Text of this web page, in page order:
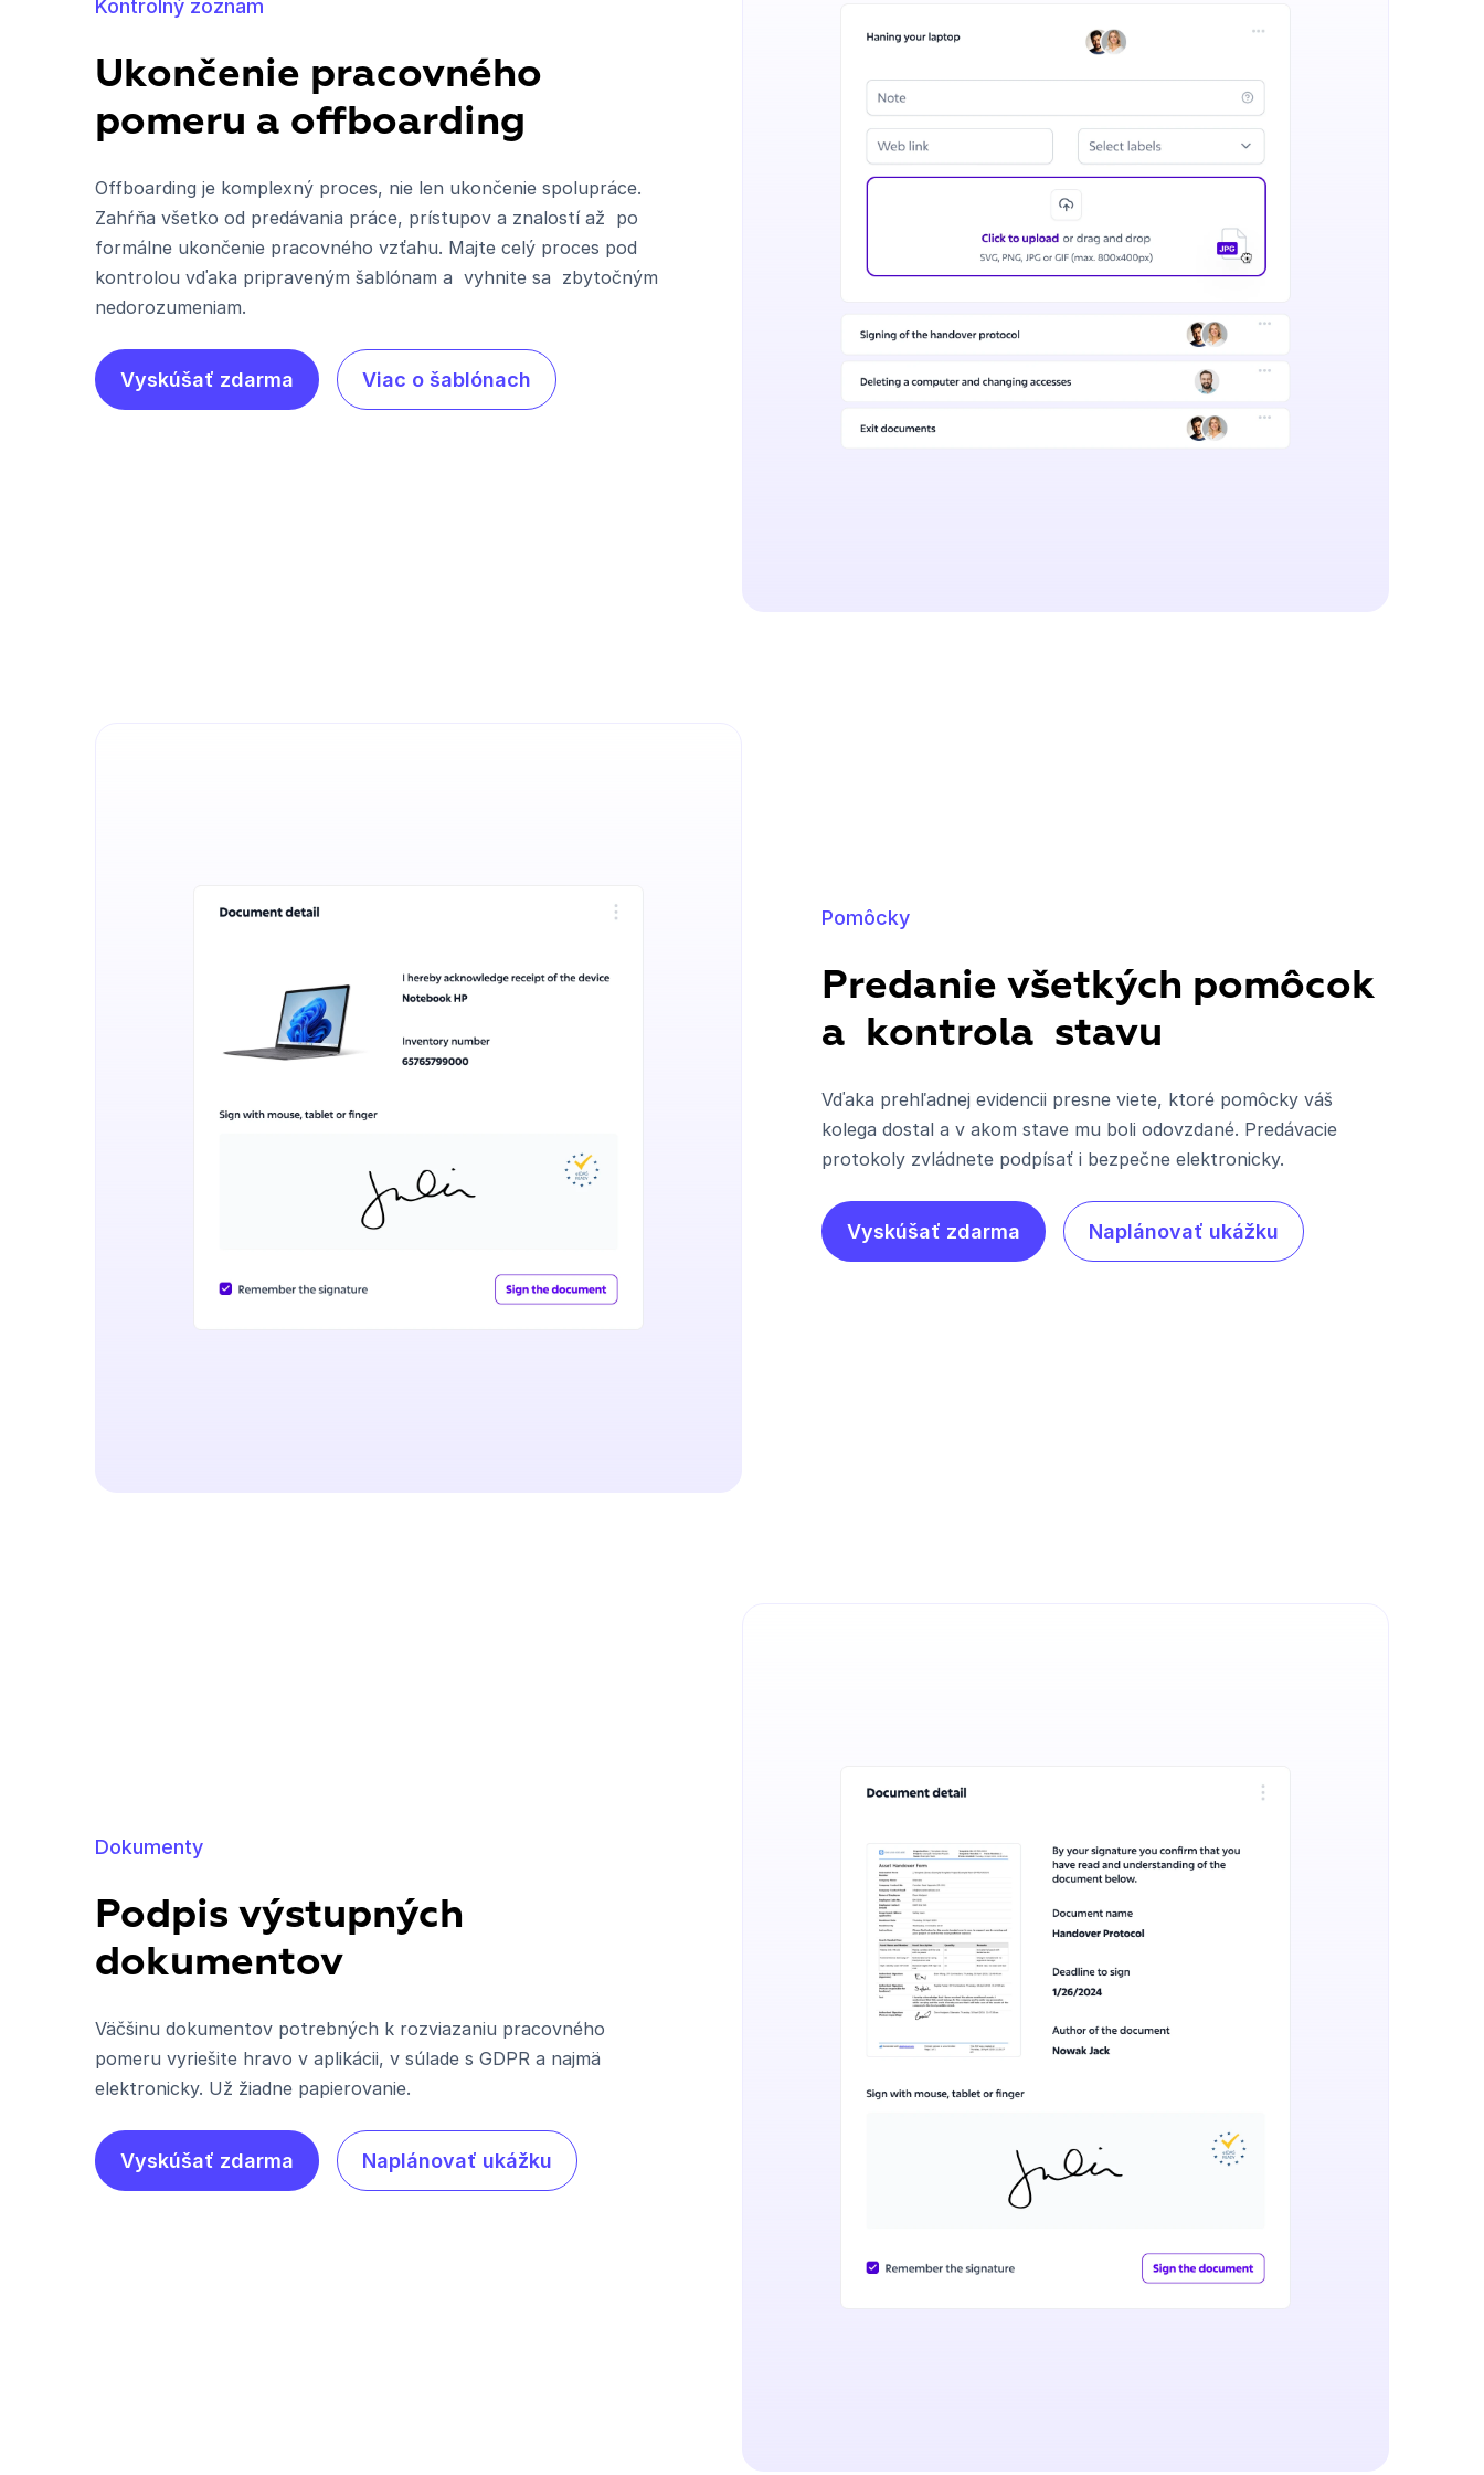
Kontrolný zoznam
Ukončenie pracovného
pomeru a offboarding
Offboarding je komplexný proces, nie len ukončenie spolupráce.
Zahŕňa všetko od predávania práce, prístupov a znalostí až po
formálne ukončenie pracovného vzťahu. Majte celý proces pod
kontrolou vďaka pripraveným šablónam a vyhnite sa zbytočným
nedorozumeniam.
Vyskúšať zdarma Viac o šablónach
Pomôcky
Predanie všetkých pomôcok
a kontrola stavu
Vďaka prehľadnej evidencii presne viete, ktoré pomôcky váš
kolega dostal a v akom stave mu boli odovzdané. Predávacie
protokoly zvládnete podpísať i bezpečne elektronicky.
Vyskúšať zdarma Naplánovať ukážku
Dokumenty
Podpis výstupných
dokumentov
Väčšinu dokumentov potrebných k rozviazaniu pracovného
pomeru vyriešite hravo v aplikácii, v súlade s GDPR a najmä
elektronicky. Už žiadne papierovanie.
Vyskúšať zdarma Naplánovať ukážku